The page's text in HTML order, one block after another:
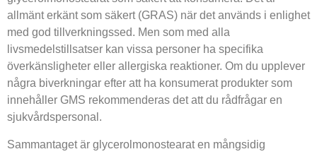
allmänt erkänt som säkert (GRAS) när det används i enlighet
med god tillverkningssed. Men som med alla
livsmedelstillsatser kan vissa personer ha specifika
överkänsligheter eller allergiska reaktioner. Om du upplever
några biverkningar efter att ha konsumerat produkter som
innehåller GMS rekommenderas det att du rådfrågar en
sjukvårdspersonal.
Sammantaget är glycerolmonostearat en mångsidig